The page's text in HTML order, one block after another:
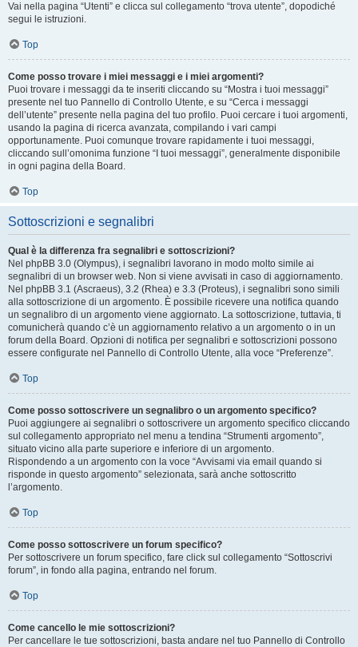
Vai nella pagina “Utenti” e clicca sul collegamento “trova utente”, dopodiché
segui le istruzioni.
Top
Come posso trovare i miei messaggi e i miei argomenti?
Puoi trovare i messaggi da te inseriti cliccando su “Mostra i tuoi messaggi”
presente nel tuo Pannello di Controllo Utente, e su “Cerca i messaggi
dell’utente” presente nella pagina del tuo profilo. Puoi cercare i tuoi argomenti,
usando la pagina di ricerca avanzata, compilando i vari campi
opportunamente. Puoi comunque trovare rapidamente i tuoi messaggi,
cliccando sull’omonima funzione “I tuoi messaggi”, generalmente disponibile
in ogni pagina della Board.
Top
Sottoscrizioni e segnalibri
Qual è la differenza fra segnalibri e sottoscrizioni?
Nel phpBB 3.0 (Olympus), i segnalibri lavorano in modo molto simile ai
segnalibri di un browser web. Non si viene avvisati in caso di aggiornamento.
Nel phpBB 3.1 (Ascraeus), 3.2 (Rhea) e 3.3 (Proteus), i segnalibri sono simili
alla sottoscrizione di un argomento. È possibile ricevere una notifica quando
un segnalibro di un argomento viene aggiornato. La sottoscrizione, tuttavia, ti
comunicherà quando c’è un aggiornamento relativo a un argomento o in un
forum della Board. Opzioni di notifica per segnalibri e sottoscrizioni possono
essere configurate nel Pannello di Controllo Utente, alla voce “Preferenze”.
Top
Come posso sottoscrivere un segnalibro o un argomento specifico?
Puoi aggiungere ai segnalibri o sottoscrivere un argomento specifico cliccando
sul collegamento appropriato nel menu a tendina “Strumenti argomento”,
situato vicino alla parte superiore e inferiore di un argomento.
Rispondendo a un argomento con la voce “Avvisami via email quando si
risponde in questo argomento” selezionata, sarà anche sottoscritto
l’argomento.
Top
Come posso sottoscrivere un forum specifico?
Per sottoscrivere un forum specifico, fare click sul collegamento “Sottoscrivi
forum”, in fondo alla pagina, entrando nel forum.
Top
Come cancello le mie sottoscrizioni?
Per cancellare le tue sottoscrizioni, basta andare nel tuo Pannello di Controllo